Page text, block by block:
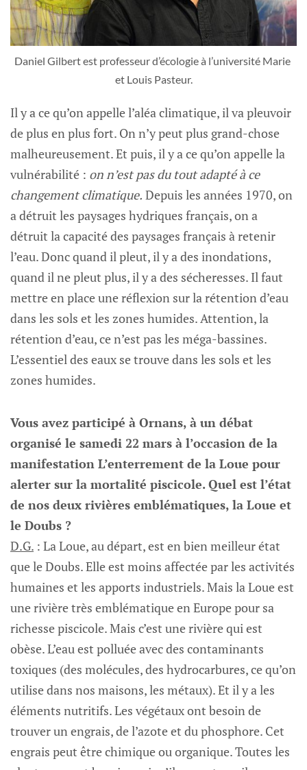
Daniel Gilbert est professeur d’écologie à l’université Marie
et Louis Pasteur.
Il y a ce qu’on appelle l’aléa climatique, il va pleuvoir
de plus en plus fort. On n’y peut plus grand-chose
malheureusement. Et puis, il y a ce qu’on appelle la
vulnérabilité : on n’est pas du tout adapté à ce
changement climatique. Depuis les années 1970, on
a détruit les paysages hydriques français, on a
détruit la capacité des paysages français à retenir
l’eau. Donc quand il pleut, il y a des inondations,
quand il ne pleut plus, il y a des sécheresses. Il faut
mettre en place une réflexion sur la rétention d’eau
dans les sols et les zones humides. Attention, la
rétention d’eau, ce n’est pas les méga-bassines.
L’essentiel des eaux se trouve dans les sols et les
zones humides.
Vous avez participé à Ornans, à un débat
organisé le samedi 22 mars à l’occasion de la
manifestation L’enterrement de la Loue pour
alerter sur la mortalité piscicole. Quel est l’état
de nos deux rivières emblématiques, la Loue et
le Doubs ?
D.G. : La Loue, au départ, est en bien meilleur état
que le Doubs. Elle est moins affectée par les activités
humaines et les apports industriels. Mais la Loue est
une rivière très emblématique en Europe pour sa
richesse piscicole. Mais c’est une rivière qui est
obèse. L’eau est polluée avec des contaminants
toxiques (des molécules, des hydrocarbures, ce qu’on
utilise dans nos maisons, les métaux). Et il y a les
éléments nutritifs. Les végétaux ont besoin de
trouver un engrais, de l’azote et du phosphore. Cet
engrais peut être chimique ou organique. Toutes les